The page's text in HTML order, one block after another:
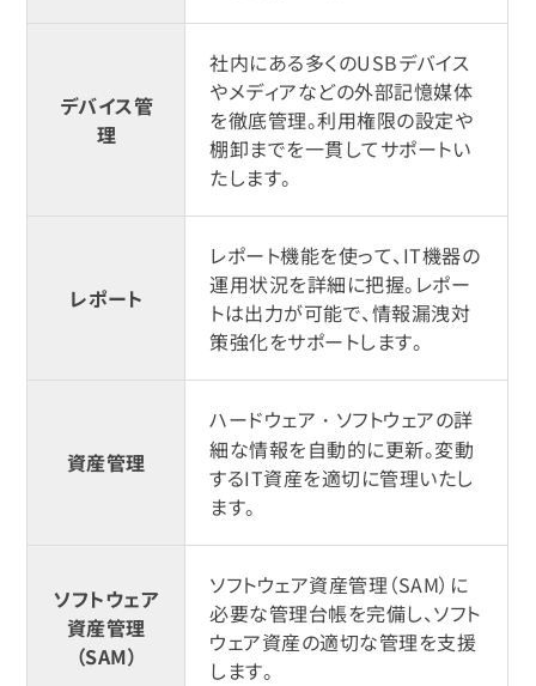
デバイス管
理
社内にある多くのUSBデバイス
やメディアなどの外部記憶媒体
を徹底管理。利用権限の設定や
棚卸までを一貫してサポートい
たします。
レポート
レポート機能を使って、IT機器の
運用状況を詳細に把握。レポー
トは出力が可能で、情報漏洩対
策強化をサポートします。
資産管理
ハードウェア・ソフトウェアの詳
細な情報を自動的に更新。変動
するIT資産を適切に管理いたし
ます。
ソフトウェア
資産管理
（SAM）
ソフトウェア資産管理（SAM）に
必要な管理台帳を完備し、ソフト
ウェア資産の適切な管理を支援
します。